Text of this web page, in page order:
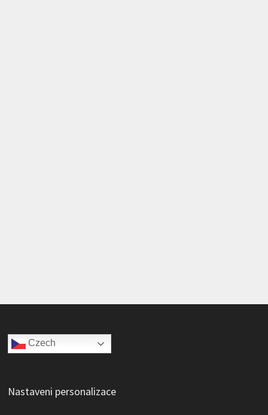
Czech
Nastaveni personalizace